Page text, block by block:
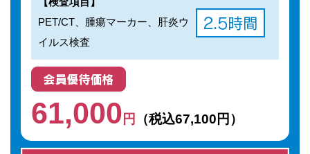
【検査項目】
PET/CT、腫瘍マーカー、肝炎ウ
イルス検査
61,000 円 （税込67,100円）